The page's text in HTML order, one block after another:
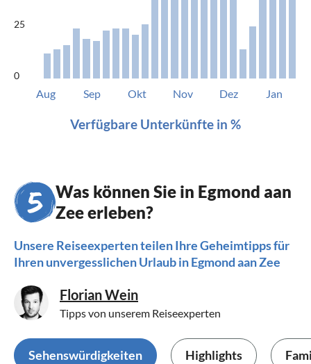
25
0
Aug Sep Okt Nov Dez Jan
Verfügbare Unterkünfte in %
Was können Sie in Egmond aan
Zee erleben?
Unsere Reiseexperten teilen Ihre Geheimtipps für
Ihren unvergesslichen Urlaub in Egmond aan Zee
Tipps von unserem Reiseexperten
Florian Wein
Sehenswürdigkeiten Highlights